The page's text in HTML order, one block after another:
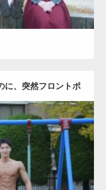
に、突然フロントポ
細マッチョ) 腹筋 大胸筋